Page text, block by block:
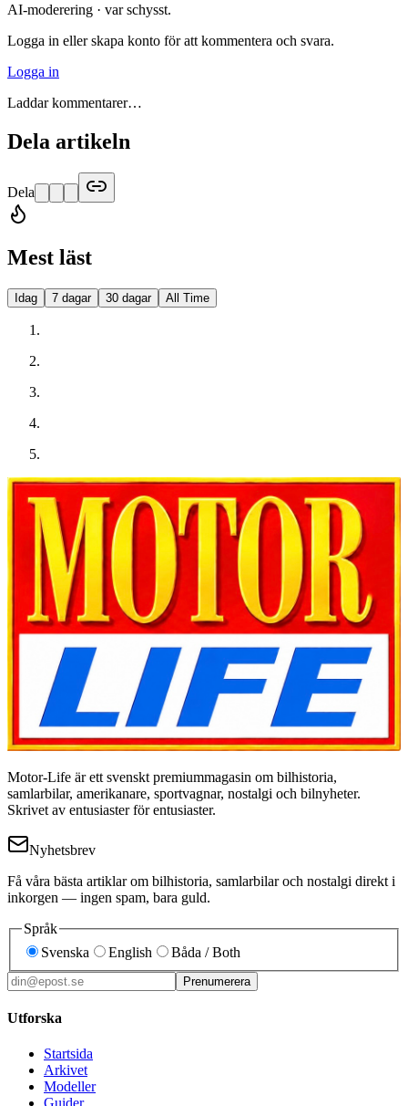
AI-moderering · var schysst.
Logga in eller skapa konto för att kommentera och svara.
Logga in
Laddar kommentarer…
Dela artikeln
Dela
Mest läst
Idag 7 dagar 30 dagar All Time
Motor-Life är ett svenskt premiummagasin om bilhistoria,
samlarbilar, amerikanare, sportvagnar, nostalgi och bilnyheter.
Skrivet av entusiaster för entusiaster.
Nyhetsbrev
Få våra bästa artiklar om bilhistoria, samlarbilar och nostalgi direkt i
inkorgen — ingen spam, bara guld.
Språk
Svenska
English Båda / Both
Prenumerera
Utforska
Startsida
Arkivet
Modeller